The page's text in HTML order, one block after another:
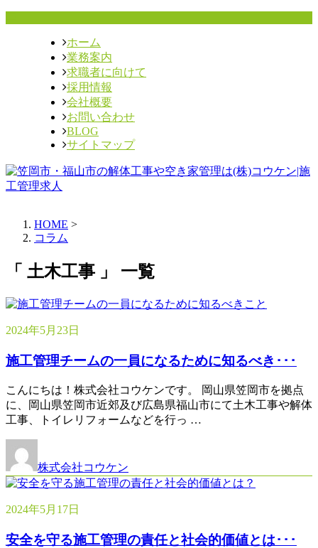
ホーム
業務案内
求職者に向けて
採用情報
会社概要
お問い合わせ
BLOG
サイトマップ
HOME >
コラム
「 土木工事 」 一覧
2024年5月23日
施工管理チームの一員になるために知るべき･･･
こんにちは！株式会社コウケンです。 岡山県笠岡市を拠点
に、岡山県笠岡市近郊及び広島県福山市にて土木工事や解体
工事、トイレリフォームなどを行っ …
株式会社コウケン
2024年5月17日
安全を守る施工管理の責任と社会的価値とは･･･